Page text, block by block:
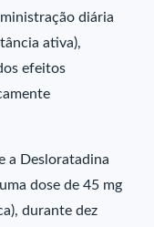
diária
ativa),
efeitos
a Desloratadina
dose de 45 mg
durante dez